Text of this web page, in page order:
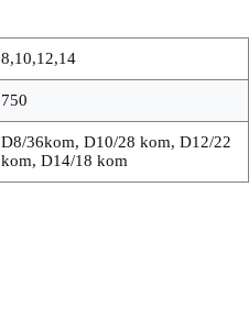
8,10,12,14
750
D8/36kom, D10/28 kom, D12/22
kom, D14/18 kom